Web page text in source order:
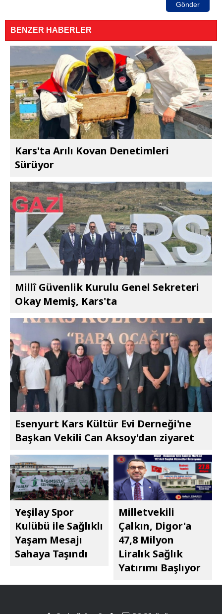
Gönder
BENZER HABERLER
Kars'ta Arılı Kovan Denetimleri
Sürüyor
Millî Güvenlik Kurulu Genel Sekreteri
Okay Memiş, Kars'ta
Esenyurt Kars Kültür Evi Derneği'ne
Başkan Vekili Can Aksoy'dan ziyaret
Yeşilay Spor
Kulübü ile Sağlıklı
Yaşam Mesajı
Sahaya Taşındı
Milletvekili
Çalkın, Digor'a
47,8 Milyon
Liralık Sağlık
Yatırımı Başlıyor